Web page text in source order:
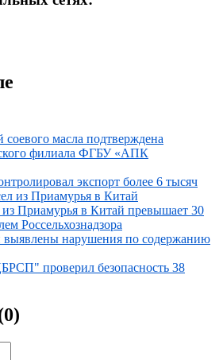
соевого масла подтверждена
филиала ФГБУ «АПК
экспорт более 6 тысяч
из Приамурья в Китай
из Приамурья в Китай превышает 30
Россельхознадзора
выявлены нарушения по содержанию
проверил безопасность 38
0)